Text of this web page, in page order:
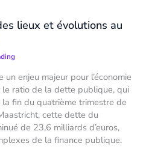
lieux et évolutions au
enjeu majeur pour l’économie
ratio de la dette publique, qui
fin du quatrième trimestre de
cette dette du
de 23,6 milliards d’euros,
de la finance publique.